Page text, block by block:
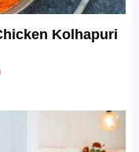
Chicken Kolhapuri